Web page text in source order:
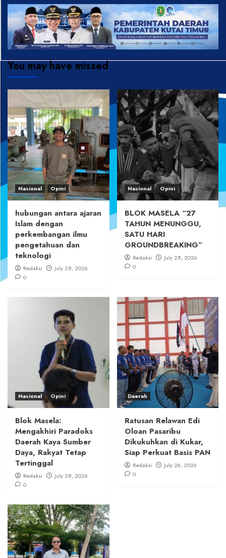
You may have missed
Nasional Opini
hubungan antara ajaran
Islam dengan
perkembangan ilmu
pengetahuan dan
teknologi
Redaksi
July 28, 2026
0
Nasional Opini
BLOK MASELA “27
TAHUN MENUNGGU,
SATU HARI
GROUNDBREAKING”
Redaksi
July 28, 2026
0
Nasional Opini
Blok Masela:
Mengakhiri Paradoks
Daerah Kaya Sumber
Daya, Rakyat Tetap
Tertinggal
Redaksi
July 28, 2026
0
Daerah
Ratusan Relawan Edi
Oloan Pasaribu
Dikukuhkan di Kukar,
Siap Perkuat Basis PAN
Redaksi
July 26, 2026
0